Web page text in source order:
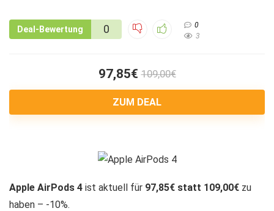
Deal-Bewertung 0
0
3
97,85€ 109,00€
ZUM DEAL
Apple AirPods 4 ist aktuell für 97,85€ statt 109,00€ zu
haben – -10%.